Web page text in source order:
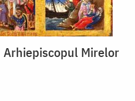
Mirelor